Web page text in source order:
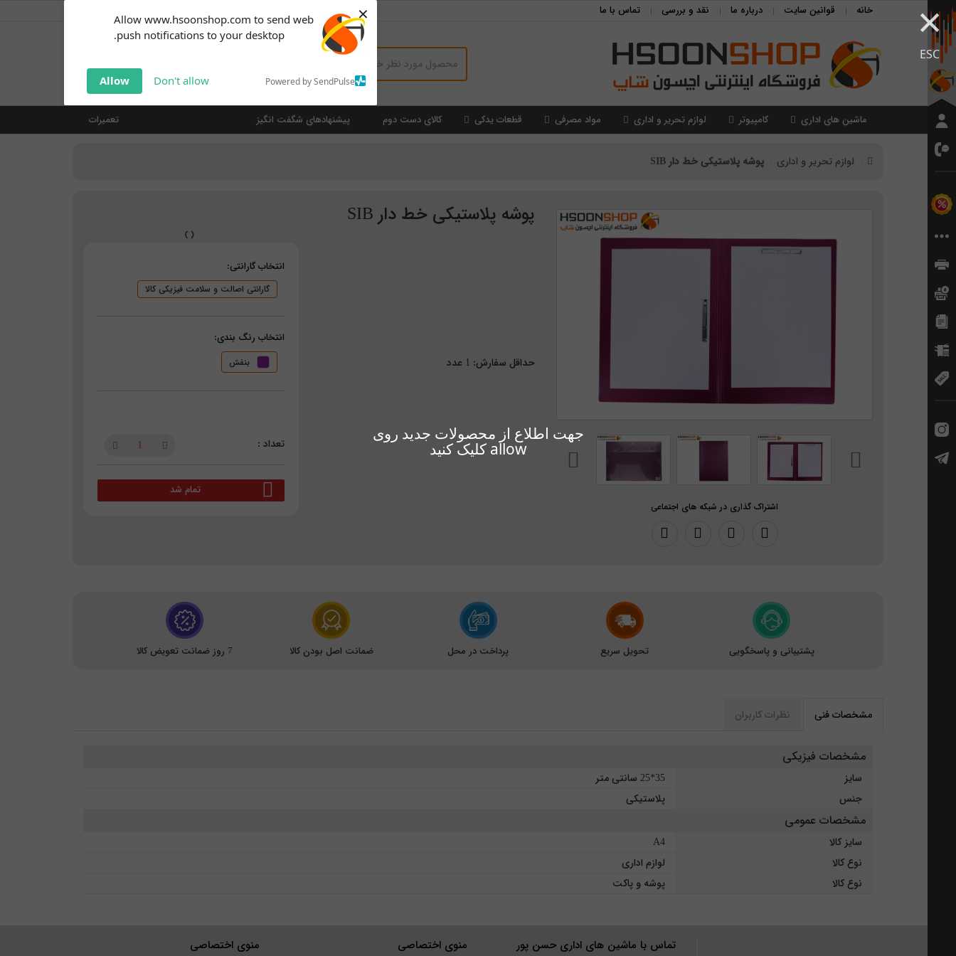
Allow www.hsoonshop.com to send web
push notifications to your desktop.
Powered by SendPulse
Don't allow
Allow
× ×
ESC
جهت اطلاع از محصولات جدید روی
allow کلیک کنید
notifications!
Click the bell icon to enable
خانه قوانین سایت درباره ما نقد و بررسی تماس با ما
ماشین های اداری کامپیوتر لوازم تحریر و اداری مواد مصرفی قطعات یدکی کالای دست دوم پیشنهادهای شگفت انگیز تعمیرات
لوازم تحریر و اداری پوشه پلاستیکی خط دار SIB
اشتراک گذاری در شبکه های اجتماعی
پوشه پلاستیکی خط دار SIB
حداقل سفارش: 1 عدد
انتخاب گارانتی:
گارانتی اصالت و سلامت فیزیکی کالا
انتخاب رنگ بندی:
بنفش
تمام شد
پشتیبانی و پاسخگویی تحویل سریع پرداخت در محل ضمانت اصل بودن کالا 7 روز ضمانت تعویض کالا
مشخصات فنی نظرات کاربران
مشخصات فیزیکی
سایز
35*25 سانتی متر
جنس
پلاستیکی
مشخصات عمومی
سایز کالا
A4
نوع کالا
لوازم اداری
نوع کالا
پوشه و پاکت
منوی اختصاصی تماس با ماشین های اداری حسن پور منوی اختصاصی